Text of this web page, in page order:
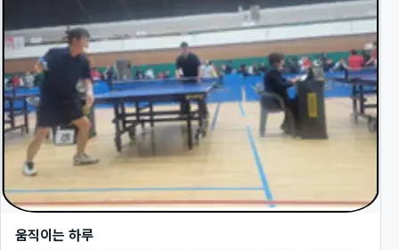
움직이는 하루